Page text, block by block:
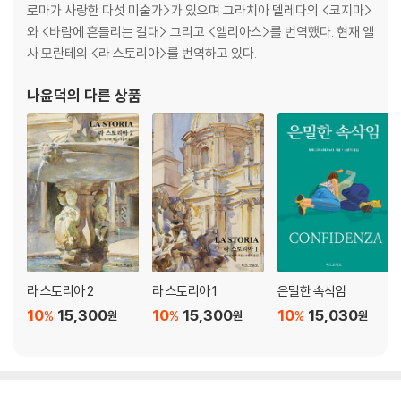
로마가 사랑한 다섯 미술가>가 있으며 그라치아 델레다의 <코지마>
와 <바람에 흔들리는 갈대> 그리고 <엘리아스>를 번역했다. 현재 엘
사 모란테의 <라 스토리아>를 번역하고 있다.
나윤덕의 다른 상품
라 스토리아 2
15,300원
10%
라 스토리아 1
15,300원
10%
은밀한 속삭임
15,030원
10%